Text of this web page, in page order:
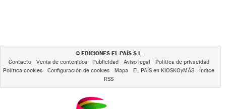
© EDICIONES EL PAÍS S.L.
Contacto Venta de contenidos Publicidad Aviso legal
Política de privacidad
Política cookies
Configuración de cookies Mapa EL PAÍS en KIOSKOyMÁS
Índice
RSS